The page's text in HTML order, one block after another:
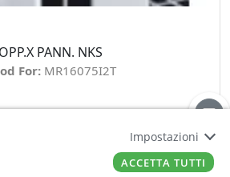
PANN. NKS
For: MR16075I2T
+
Impostazioni
ACCETTA TUTTI